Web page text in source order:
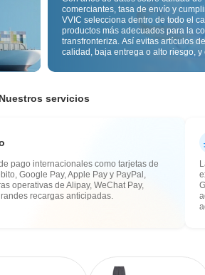
comerciantes, tasa de envío y
VVIC selecciona dentro de todo el
productos más adecuados para la
transfronteriza. Así evitas artículos
calidad, baja entrega o alto riesgo, y
calidad transfronteriza y las
aduana y posventa.
Nuestros servicios
pago internacionales como tarjetas de
Google Pay, Apple Pay y PayPal,
operativas de Alipay, WeChat Pay,
recargas anticipadas.